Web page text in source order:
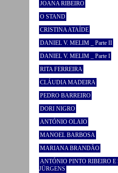
JOANA RIBEIRO
O STAND
CRISTINA ATAÍDE
DANIEL V. MELIM _ Parte II
DANIEL V. MELIM _ Parte I
RITA FERREIRA
CLÁUDIA MADEIRA
PEDRO BARREIRO
DORI NIGRO
ANTÓNIO OLAIO
MANOEL BARBOSA
MARIANA BRANDÃO
ANTÓNIO PINTO RIBEIRO
JÜRGENS